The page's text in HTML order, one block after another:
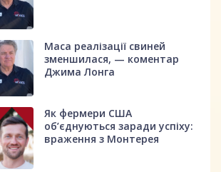
Маса реалізації свиней
зменшилася, — коментар
Джима Лонга
Як фермери США
об’єднуються заради успіху:
враження з Монтерея